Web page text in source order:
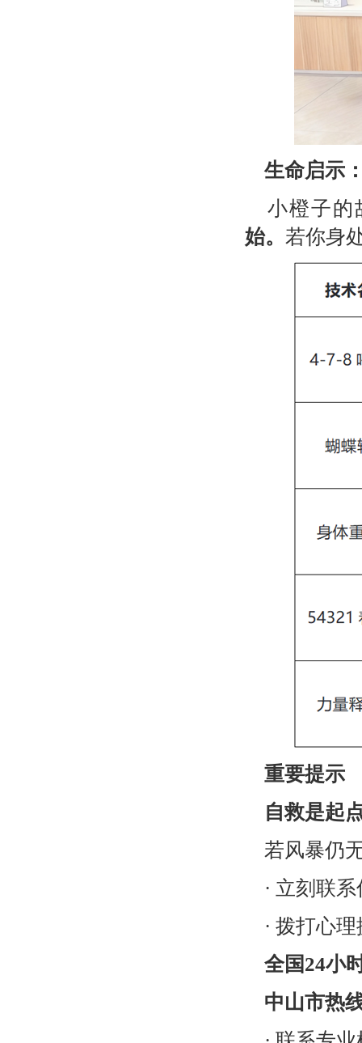
生命启示
小橙子的
始。 若你身
重要提示
自救是起
若风暴仍
· 立刻联
· 拨打心
全国24小
中山市热